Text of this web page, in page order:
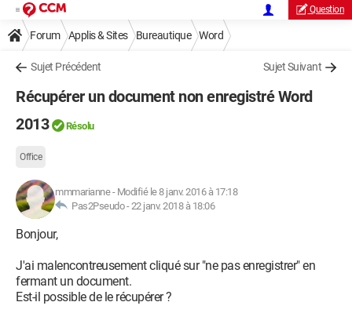
Question
Forum Applis & Sites Bureautique Word
Sujet Précédent Sujet Suivant
Récupérer un document non enregistré Word
2013
Résolu
Office
mmmarianne- Modifié le 8 janv. 2016 à 17:18
Pas2Pseudo -22 janv. 2018 à 18:06
Bonjour,
J'ai malencontreusement cliqué sur "ne pas enregistrer" en
fermant un document.
Est-il possible de le récupérer ?